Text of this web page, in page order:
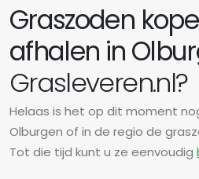
Graszoden
afhalen in
Grasleveren.nl?
Helaas is het op dit moment
Olburgen of in de regio de
Tot die tijd kunt u ze eenvoudig